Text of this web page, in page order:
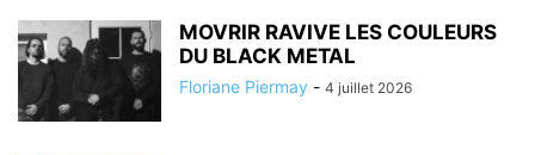
MOVRIR RAVIVE LES COULEURS
DU BLACK METAL
Floriane Piermay - 4 juillet 2026